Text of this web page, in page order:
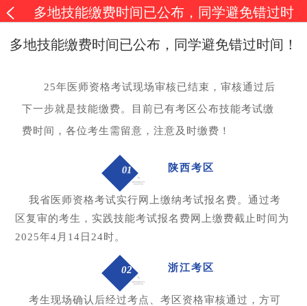
多地技能缴费时间已公布，同学避免错过时
间！
多地技能缴费时间已公布，同学避免错过时间！
25年医师资格考试现场审核已结束，审核通过后
下一步就是技能缴费。目前已有考区公布技能考试缴
费时间，各位考生需留意，注意及时缴费！
01 陕西考区
我省医师资格考试实行网上缴纳考试报名费。通过考
区复审的考生，实践技能考试报名费网上缴费截止时间为
2025年4月14日24时。
02 浙江考区
考生现场确认后经过考点、考区资格审核通过，方可